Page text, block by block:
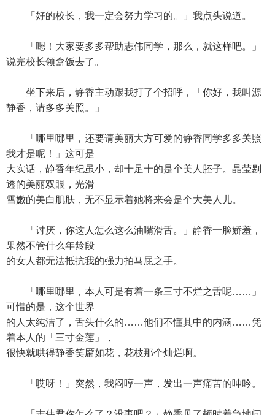
「好的校长，我一定会努力学习的。」我点头说道。
「嗯！大家要多多帮助志伟同学，那么，就这样吧。」
说完校长领盒饭去了。
坐下来后，静香主动跟我打了个招呼，「你好，我叫源
静香，请多多关照。」
「哪里哪里，还要请美丽大方可爱的静香同学多多关照
我才是呢！」这可是
大实话，静香年纪虽小，却十足十的是个美人胚子。晶莹剔
透的美丽双眼，光滑
雪嫩的美白肌肤，无不显示着她将来会是个大美人儿。
「讨厌，你这人怎么这么油嘴滑舌。」静香一脸娇羞，
果然不管什么年龄段
的女人都无法抵抗我的强力拍马屁之手。
「哪里哪里，本人可是有着一条三寸不烂之舌呢……」
可惜的是，这个世界
的人太纯洁了，舌头什么的……他们不懂其中的内涵……凭
着本人的「三寸金莲」，
很快就哄得静香笑靥如花，花枝那个灿烂啊。
「哎呀！」突然，我闷哼一声，发出一声痛苦的呻吟。